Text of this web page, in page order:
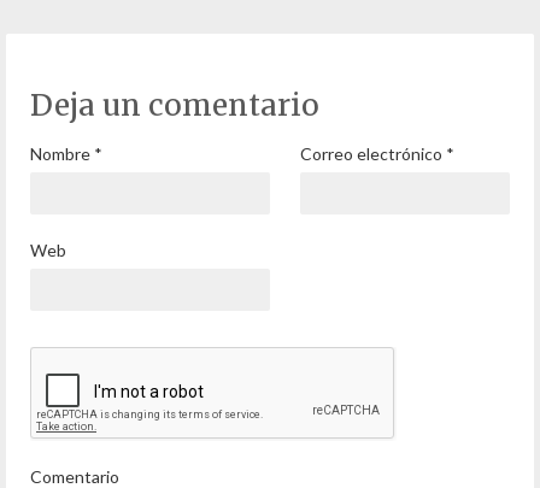
Deja un comentario
Nombre * Correo electrónico *
Web
Comentario